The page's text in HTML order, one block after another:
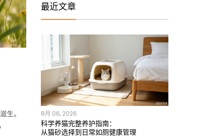
生。
最近文章
8月 06, 2026
科学养猫完整养护指南：
从猫砂选择到日常如厕健康管理